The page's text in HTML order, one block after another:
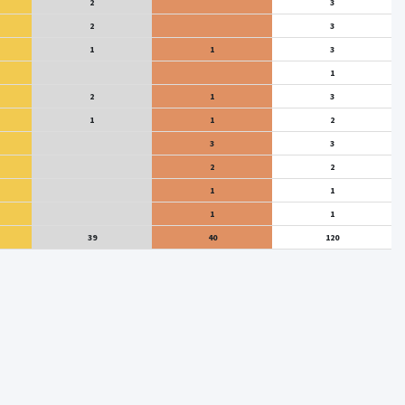
2
3
1 1
3
1
2 1
3
1 1
2
3
3
2
2
1
1
1
1
39 40 120